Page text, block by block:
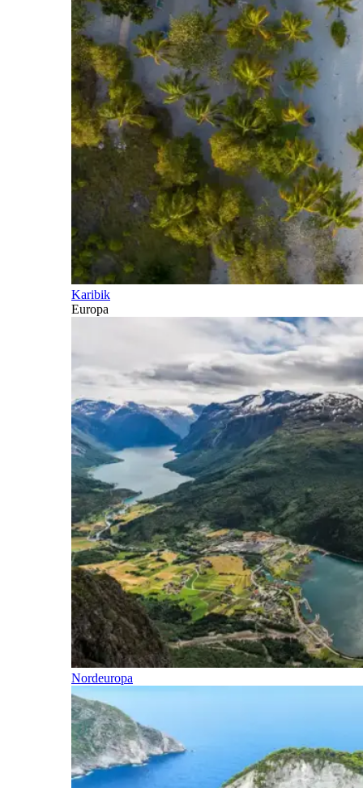
Karibik
Europa
Nordeuropa